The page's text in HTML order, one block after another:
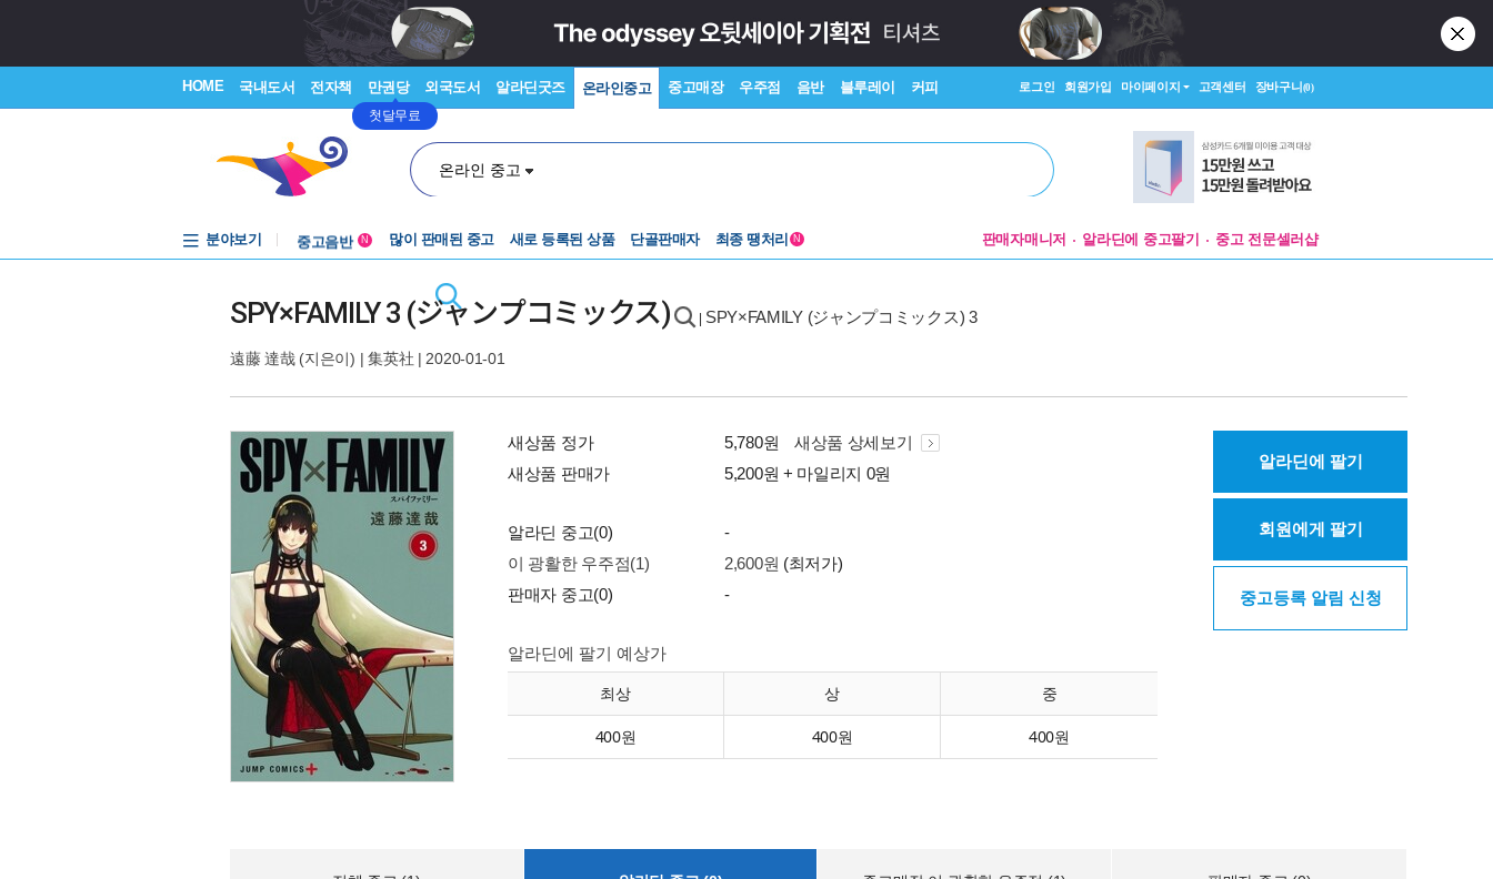
HOME 국내도서 전자책 만권당
첫달무료
외국도서 알라딘굿즈 온라인중고 중고매장 우주점 음반 블루레이 커피 로그인 회원가입 마이페이지 고객센터 장바구니(0)
온라인 중고
분야보기
중고음반
N 많이 판매된 중고 새로 등록된 상품 단골판매자 최종 땡처리 N 판매자매니저 알라딘에 중고팔기 중고 전문셀러샵
SPY×FAMILY 3 (ジャンプコミックス) SPY×FAMILY (ジャンプコミックス) 3
遠藤 達哉(지은이) |集英社 | 2020-01-01
새상품 정가 5,780원
새상품 상세보기
새상품 판매가
5,200원 + 마일리지 0원
알라딘 중고(0)
-
이 광활한 우주점(1)
2,600원 (최저가)
판매자 중고(0)
-
알라딘에 팔기 예상가
최상 상 중
400원 400원 400원
알라딘에 팔기
회원에게 팔기
중고등록 알림 신청